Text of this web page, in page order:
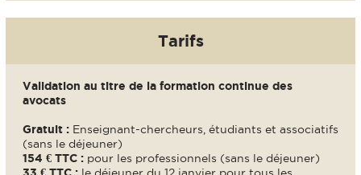
Tarifs
Validation au titre de la formation continue des
avocats
Gratuit : Enseignant-chercheurs, étudiants et associatifs
(sans le déjeuner)
154 € TTC : pour les professionnels (sans le déjeuner)